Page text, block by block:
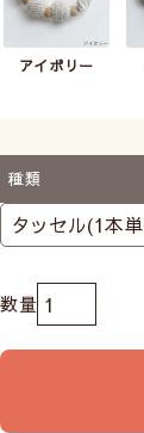
アイボリー
種類